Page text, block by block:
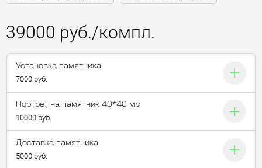
39000 руб./компл.
Установка памятника
7000 руб.
Портрет на памятник 40*40 мм
10000 руб.
Доставка памятника
5000 руб.